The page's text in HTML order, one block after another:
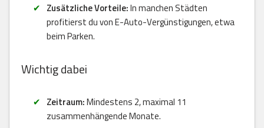
Zusätzliche Vorteile:In manchen Städten
profitierst du von E-Auto-Vergünstigungen, etwa
beim Parken.
Wichtig dabei
Zeitraum:Mindestens 2, maximal 11
zusammenhängende Monate.